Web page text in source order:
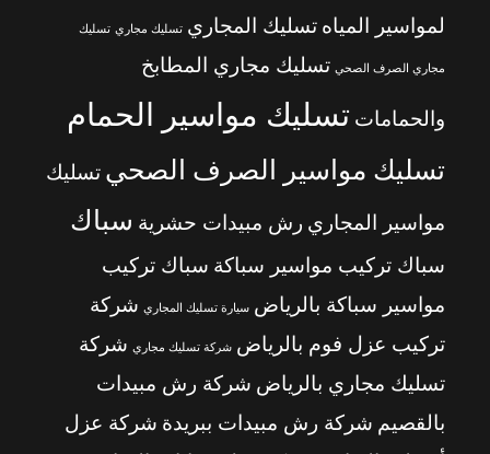
لمواسير المياه تسليك المجاري تسليك مجاري تسليك
مجاري الصرف الصحي تسليك مجاري المطابخ
والحمامات تسليك مواسير الحمام
تسليك مواسير الصرف الصحي تسليك
مواسير المجاري رش مبيدات حشرية سباك
سباك تركيب مواسير سباكة سباك تركيب
مواسير سباكة بالرياض سيارة تسليك المجاري شركة
تركيب عزل فوم بالرياض شركة تسليك مجاري شركة
تسليك مجاري بالرياض شركة رش مبيدات
بالقصيم شركة رش مبيدات ببريدة شركة عزل